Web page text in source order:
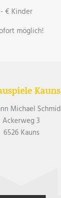
€ Kinder
möglich!
Kauns
Michael Schmid
Ackerweg 3
6526 Kauns